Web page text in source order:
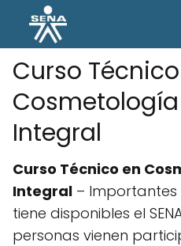
Curso
Integral
Curso Técnico en
Integral – Importantes
tiene disponibles el
personas vienen